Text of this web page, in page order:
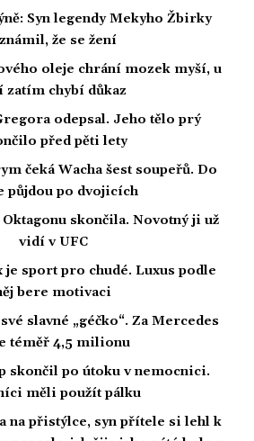
Syn legendy Mekyho Žbirky
že se žení
oleje chrání mozek myší, u
zatím chybí důkaz
odepsal. Jeho tělo prý
před pěti lety
čeká Wacha šest soupeřů. Do
půjdou po dvojicích
Oktagonu skončila. Novotný ji už
vidí v UFC
je sport pro chudé. Luxus podle
bere motivaci
slavné „géčko“. Za Mercedes
téměř 4,5 milionu
skončil po útoku v nemocnici.
měli použít pálku
na přistýlce, syn přítele si lehl k